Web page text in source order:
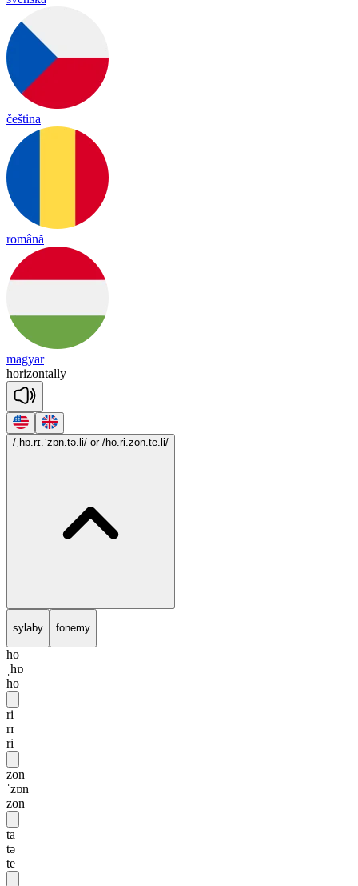
čeština
română
magyar
horizontally
/ˌhɒ.rɪ.ˈzɒn.tə.li/ or /ho.ri.zon.tē.li/
sylaby fonemy
ho
ˌhɒ
ho
ri
rɪ
ri
zon
ˈzɒn
zon
ta
tə
tē